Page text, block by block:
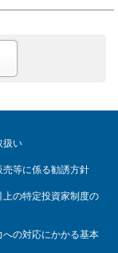
扱い
売等に係る勧誘方針
上の特定投資家制度の
への対応にかかる基本